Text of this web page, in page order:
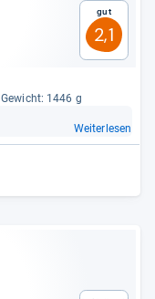
Gut
2,1
Gewicht: 1446 g
Weiterlesen